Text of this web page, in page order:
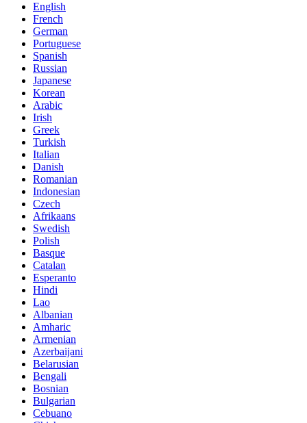
English
French
German
Portuguese
Spanish
Russian
Japanese
Korean
Arabic
Irish
Greek
Turkish
Italian
Danish
Romanian
Indonesian
Czech
Afrikaans
Swedish
Polish
Basque
Catalan
Esperanto
Hindi
Lao
Albanian
Amharic
Armenian
Azerbaijani
Belarusian
Bengali
Bosnian
Bulgarian
Cebuano